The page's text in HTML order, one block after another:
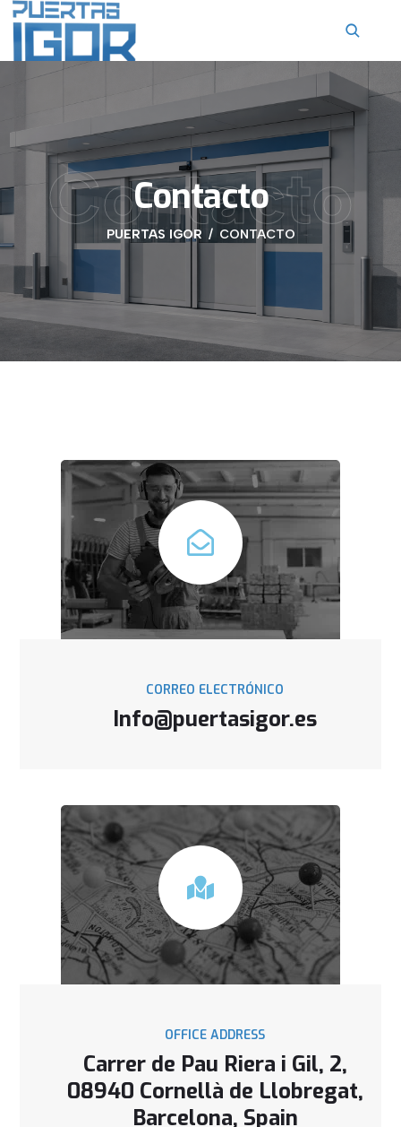
contenido
Contacto
Contacto
PUERTAS IGOR CONTACTO
CORREO ELECTRÓNICO
Info@puertasigor.es
OFFICE ADDRESS
Carrer de Pau Riera i Gil, 2,
08940 Cornellà de Llobregat,
Barcelona, Spain